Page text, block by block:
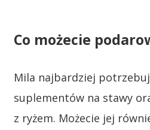
Co możecie
Mila najbardziej
suplementów na stawy
z ryżem. Możecie jej